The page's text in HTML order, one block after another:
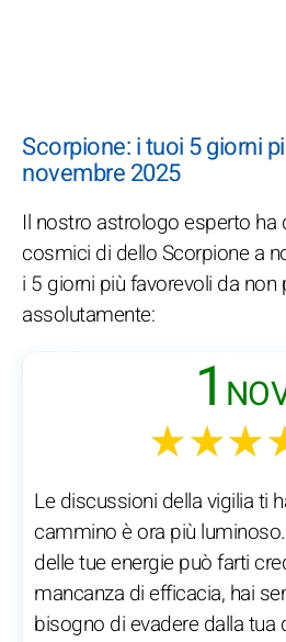
Scorpione: i tuoi 5 giorni
novembre 2025
Il nostro astrologo esperto
cosmici di dello Scorpione a
i 5 giorni più favorevoli da non
assolutamente:
1
Le discussioni della vigilia ti
cammino è ora più
delle tue energie può farti
mancanza di efficacia, hai
bisogno di evadere dalla tua